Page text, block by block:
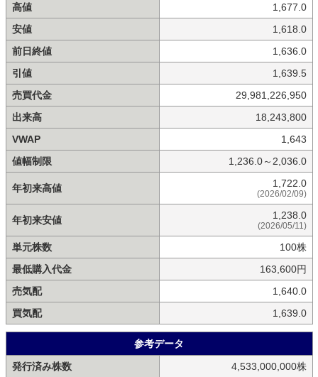
高値
1,677.0
安値
1,618.0
前日終値
1,636.0
引値
1,639.5
売買代金
29,981,226,950
出来高
18,243,800
VWAP
1,643
値幅制限
1,236.0～2,036.0
年初来高値 1,722.0
(2026/02/09)
年初来安値 1,238.0
(2026/05/11)
単元株数
100株
最低購入代金
163,600円
売気配
1,640.0
買気配
1,639.0
参考データ
発行済み株数
4,533,000,000株